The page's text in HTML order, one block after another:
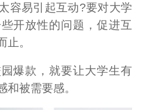
容易引起互动?要对大学
开放性的问题，促进互
止。
爆款，就要让大学生有
和被需要感。